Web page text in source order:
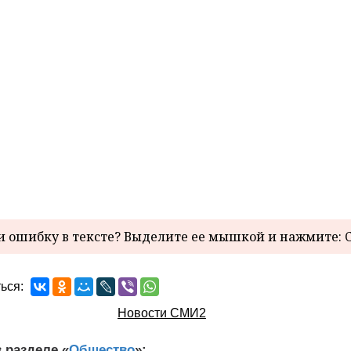
в тексте? Выделите ее мышкой и нажмите:
Новости СМИ2